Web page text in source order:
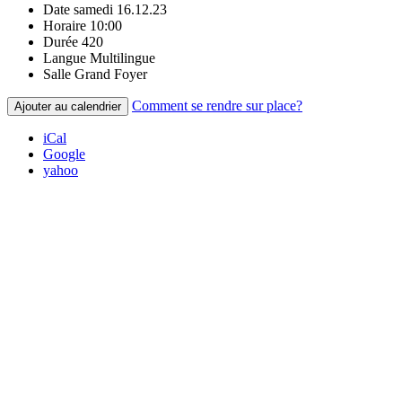
Date samedi 16.12.23
Horaire 10:00
Durée 420
Langue Multilingue
Salle Grand Foyer
Ajouter au calendrier Comment se rendre sur place?
iCal
Google
yahoo